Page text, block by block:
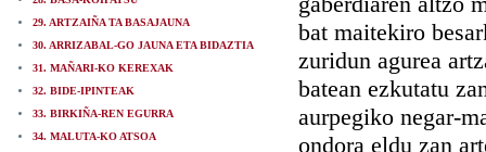
29. ARTZAIÑA TA BASAJAUNA
30. ARRIZABAL-GO JAUNA ETA BIDAZTIA
31. MAÑARI-KO KEREXAK
32. BIDE-IPINTEAK
33. BIRKIÑA-REN EGURRA
34. MALUTA-KO ATSOA
bat maitekiro
zuridun agurea
batean ezkutatu
aurpegiko negar-
ondora eldu zan